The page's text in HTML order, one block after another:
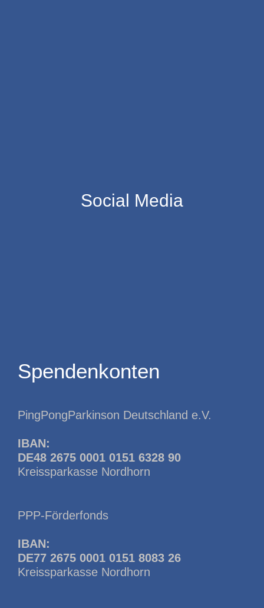
Social Media
Spendenkonten
PingPongParkinson Deutschland e.V.
IBAN:
DE48 2675 0001 0151 6328 90
Kreissparkasse Nordhorn
PPP-Förderfonds
IBAN:
DE77 2675 0001 0151 8083 26
Kreissparkasse Nordhorn